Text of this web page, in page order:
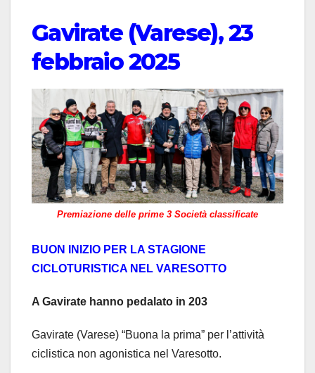
Gavirate (Varese), 23
febbraio 2025
Premiazione delle prime 3 Società classificate
BUON INIZIO PER LA STAGIONE
CICLOTURISTICA NEL VARESOTTO
A Gavirate hanno pedalato in 203
Gavirate (Varese) “Buona la prima” per l’attività
ciclistica non agonistica nel Varesotto.